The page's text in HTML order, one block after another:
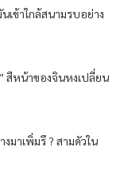
ข้าใกล้​สนามรบ​อย่าง​
สีหน้า​ของ​จิน​หง​เปลี่ยน
มาเพิ่ม​รึ​ ? สามดัว​ใน